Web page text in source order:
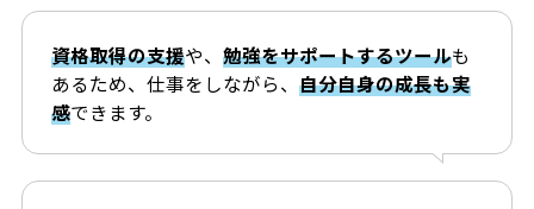
資格取得の支援や、 勉強をサポートするツールも
あるため、仕事をしながら、 自分自身の成長も実
感できます。